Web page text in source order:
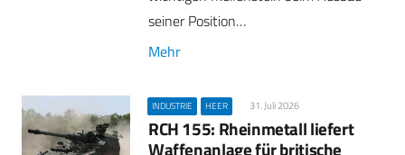
seiner Position…
Mehr
INDUSTRIE HEER 31. Juli 2026
RCH 155: Rheinmetall liefert
Waffenanlage für britische